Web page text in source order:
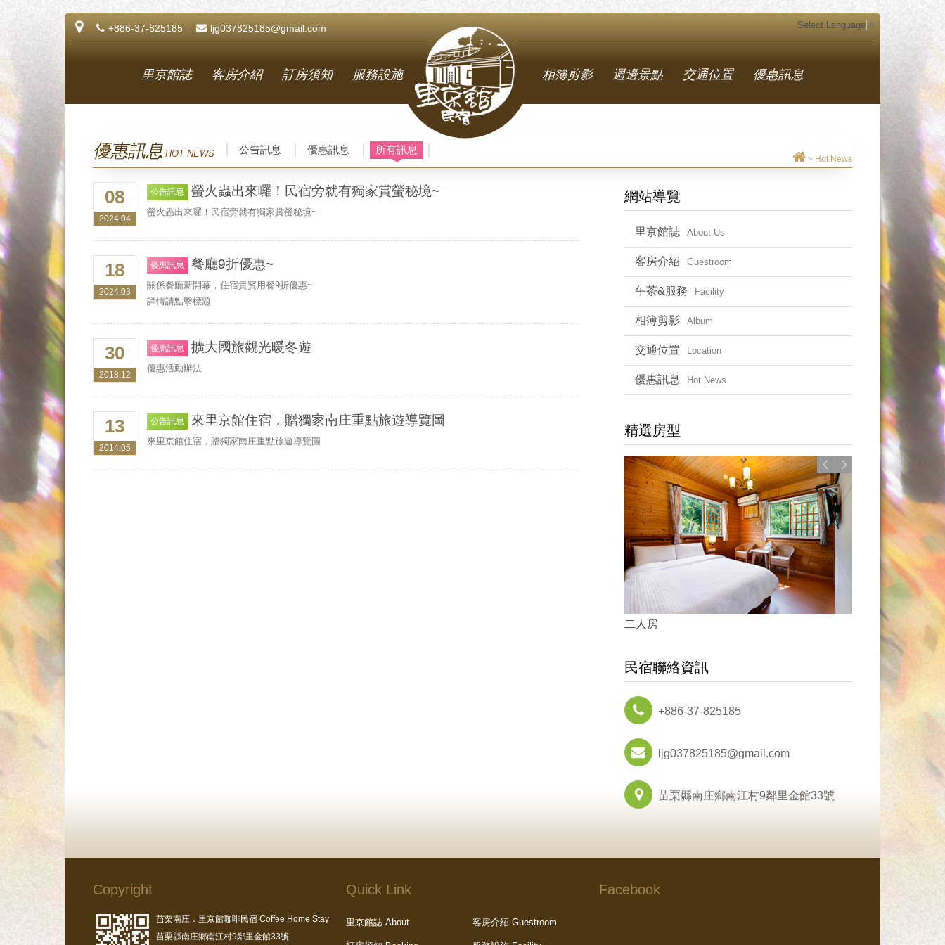
+886-37-825185 ljg037825185@gmail.com Select Language ▼
里京館誌 客房介紹 訂房須知 服務設施 相簿剪影 週邊景點 交通位置 優惠訊息
優惠訊息 HOT NEWS > Hot News
公告訊息 優惠訊息 所有訊息
08
2024.04
公告訊息 螢火蟲出來囉！民宿旁就有獨家賞螢秘境~
螢火蟲出來囉！民宿旁就有獨家賞螢秘境~
18
2024.03
優惠訊息 餐廳9折優惠~
關係餐廳新開幕，住宿貴賓用餐9折優惠~
詳情請點擊標題
30
2018.12
優惠訊息 擴大國旅觀光暖冬遊
優惠活動辦法
13
2014.05
公告訊息 來里京館住宿，贈獨家南庄重點旅遊導覽圖
來里京館住宿，贈獨家南庄重點旅遊導覽圖
網站導覽
里京館誌 About Us
客房介紹 Guestroom
午茶&服務 Facility
相簿剪影 Album
交通位置 Location
優惠訊息 Hot News
精選房型
二人房
民宿聯絡資訊
+886-37-825185
ljg037825185@gmail.com
苗栗縣南庄鄉南江村9鄰里金館33號
Copyright
苗栗南庄．里京館咖啡民宿 Coffee Home Stay
苗栗縣南庄鄉南江村9鄰里金館33號
Quick Link
里京館誌 About 客房介紹 Guestroom
Facebook